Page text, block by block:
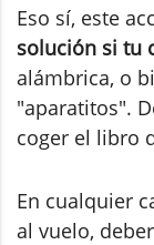
Eso sí, este
solución si tu
alámbrica, o
"aparatitos".
coger el libro
En cualquier
al vuelo,